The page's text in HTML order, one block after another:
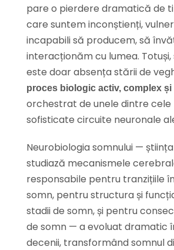
pare o pierdere dramatică de
care suntem inconștienți,
incapabili să producem, să
interacționăm cu lumea. Totuși,
este doar absența stării de
proces biologic activ, complex și
orchestrat de unele dintre cele
sofisticate circuite neuronale
Neurobiologia somnului —
studiază mecanismele
responsabile pentru tranzițiile
somn, pentru structura și
stadii de somn, și pentru
de somn — a evoluat dramatic
decenii, transformând somnul